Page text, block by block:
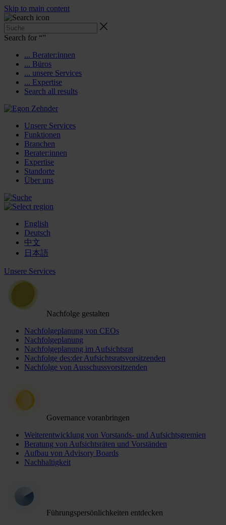
Skip to main content
Search for “”
... Berater:innen
... Büros
... unsere Services
... Expertise
Search all results
Unsere Services
Funktionen
Branchen
Berater:innen
Expertise
Standorte
Über uns
English
Deutsch
中文
日本語
Unsere Services
Nachfolge gestalten
Nachfolgeplanung von CEOs
Nachfolgeplanung
Nachfolgeplanung im Aufsichtsrat
Nachfolge des:der Aufsichtsratsvorsitzenden
Nachfolge von Ausschussvorsitzenden
Governance voranbringen
Weiterentwicklung von Vorstands- und Aufsichtsgremien
Beratung von Aufsichtsräten und Vorständen
Aufbau von Advisory Boards
Nachhaltigkeit
Führungspersönlichkeiten entdecken